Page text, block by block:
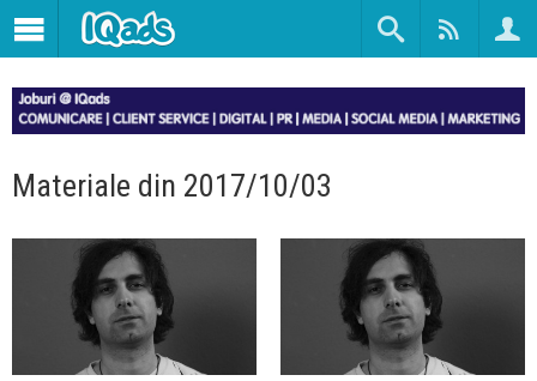
Materiale din 2017/10/03